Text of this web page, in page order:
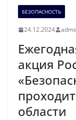
БЕЗОПАСНОСТЬ
24.12.2024
акция
области